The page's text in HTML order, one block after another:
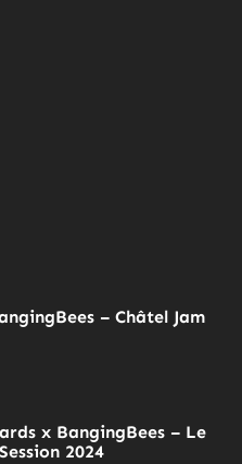
– Châtel Jam
x BangingBees – Le
2024